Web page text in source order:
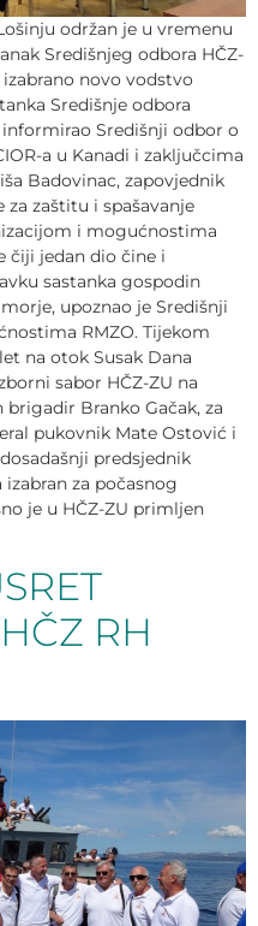
održan je u vremenu
Središnjeg odbora HČZ-
izabrano novo vodstvo
Središnje odbora
Središnji odbor o
a u Kanadi i zaključcima
Badovinac, zapovjednik
zaštitu i spašavanje
i mogućnostima
čiji jedan dio čine i
sastanka gospodin
upoznao je Središnji
RMZO. Tijekom
na otok Susak Dana
sabor HČZ-ZU na
Branko Gačak, za
pukovnik Mate Ostović i
predsjednik
za počasnog
je u HČZ-ZU primljen
RH